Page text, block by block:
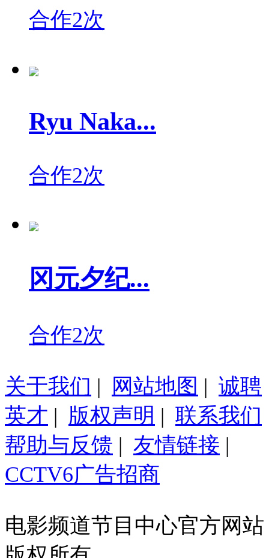
合作2次
Ryu Naka...
合作2次
冈元夕纪...
合作2次
关于我们 | 网站地图 | 诚聘
英才 | 版权声明 | 联系我们
帮助与反馈 | 友情链接 |
CCTV6广告招商
电影频道节目中心官方网站